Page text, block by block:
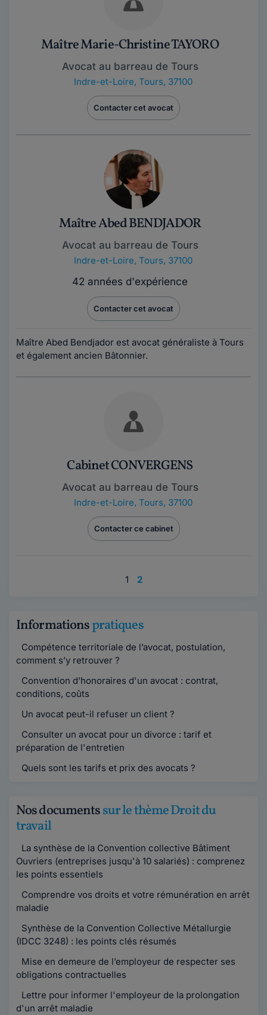
Maître Marie-Christine TAYORO
Avocat au barreau de Tours
Indre-et-Loire, Tours, 37100
Contacter cet avocat
Maître Abed BENDJADOR
Avocat au barreau de Tours
Indre-et-Loire, Tours, 37100
42 années d'expérience
Contacter cet avocat
Maître Abed Bendjador est avocat généraliste à Tours
et également ancien Bâtonnier.
Cabinet CONVERGENS
Avocat au barreau de Tours
Indre-et-Loire, Tours, 37100
Contacter ce cabinet
1 2
Informationspratiques
Compétence territoriale de l’avocat, postulation,
comment s’y retrouver ?
Convention d’honoraires d'un avocat : contrat,
conditions, coûts
Un avocat peut-il refuser un client ?
Consulter un avocat pour un divorce : tarif et
préparation de l'entretien
Quels sont les tarifs et prix des avocats ?
Nos documentssur le thème Droit du
travail
La synthèse de la Convention collective Bâtiment
Ouvriers (entreprises jusqu'à 10 salariés) : comprenez
les points essentiels
Comprendre vos droits et votre rémunération en arrêt
maladie
Synthèse de la Convention Collective Métallurgie
(IDCC 3248) : les points clés résumés
Mise en demeure de l’employeur de respecter ses
obligations contractuelles
Lettre pour informer l'employeur de la prolongation
d'un arrêt maladie